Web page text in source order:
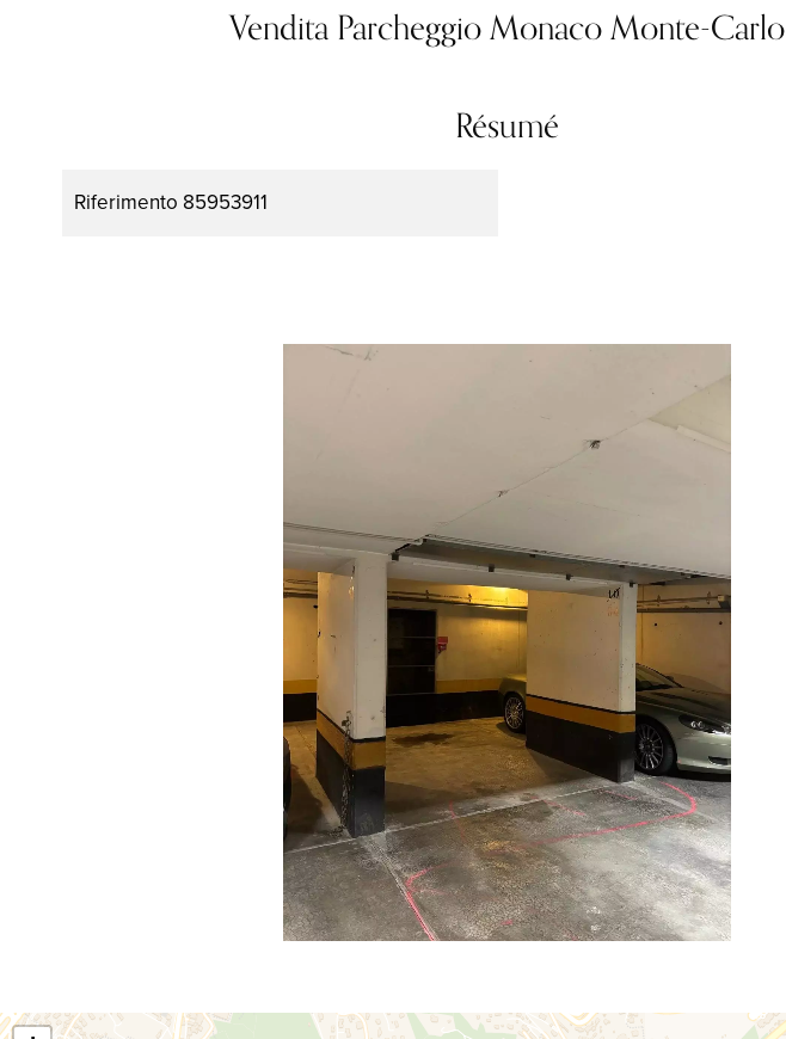
Vendita Parcheggio Monaco Monte-Carlo
Résumé
Riferimento 85953911